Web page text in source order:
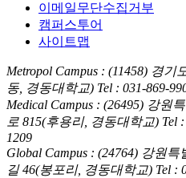
이메일무단수집거부
캠퍼스투어
사이트맵
Metropol Campus : (11458) 경
동, 경동대학교) Tel : 031-869-
Medical Campus : (26495) 강원
로 815(후용리, 경동대학교) Tel
1209
Global Campus : (24764) 강원
길 46(봉포리, 경동대학교) Tel :